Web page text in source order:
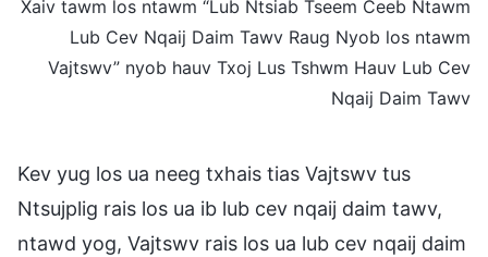
Xaiv tawm los ntawm “Lub Ntsiab Tseem Ceeb Ntawm
Lub Cev Nqaij Daim Tawv Raug Nyob los ntawm
Vajtswv” nyob hauv Txoj Lus Tshwm Hauv Lub Cev
Nqaij Daim Tawv
Kev yug los ua neeg txhais tias Vajtswv tus
Ntsujplig rais los ua ib lub cev nqaij daim tawv,
ntawd yog, Vajtswv rais los ua lub cev nqaij daim